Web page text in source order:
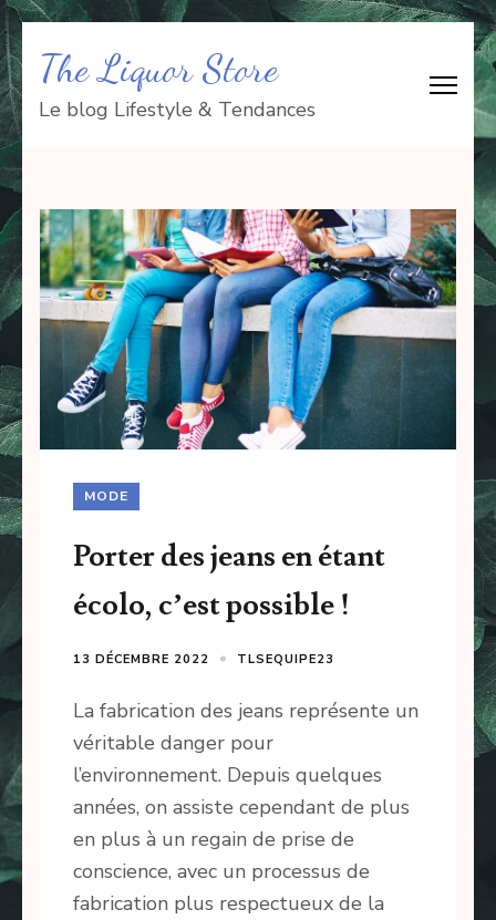
Aller
au
contenu
(Pressez
Entrée)
The Liquor Store
Le blog Lifestyle & Tendances
MODE
Porter des jeans en étant
écolo, c’est possible !
13 DÉCEMBRE 2022 TLSEQUIPE23
La fabrication des jeans représente un
véritable danger pour
l’environnement. Depuis quelques
années, on assiste cependant de plus
en plus à un regain de prise de
conscience, avec un processus de
fabrication plus respectueux de la